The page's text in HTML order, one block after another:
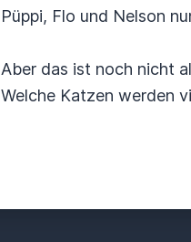
Püppi, Flo und Nelson
Aber das ist noch nicht
Welche Katzen werden